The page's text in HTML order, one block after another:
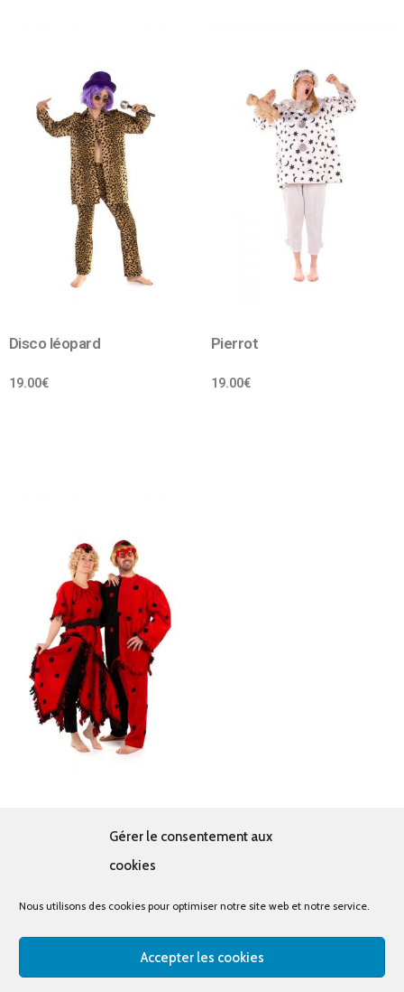
Gérer le consentement aux
cookies
Nous utilisons des cookies pour optimiser notre site web et notre service.
Accepter les cookies
Disco léopard
19.00€
Pierrot
19.00€
© tous droits réservés - La cabine à costumes x Bout